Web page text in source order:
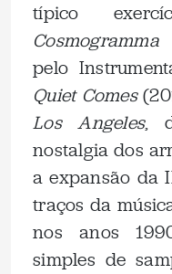
típico
Cosmogramma
pelo
Quiet Comes
Los Angeles,
nostalgia dos
a expansão da
traços da
nos anos
simples de